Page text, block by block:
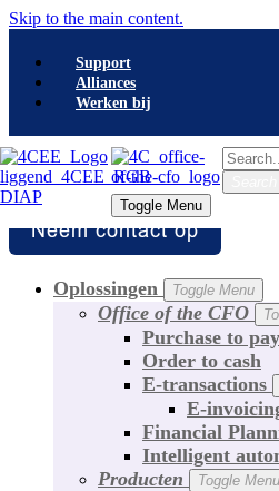
Skip to the main content.
Support
Alliances
Werken bij
Toggle Menu
Search
Toggle Menu
Oplossingen Toggle Menu
Office of the CFO
Purchase to pay
Order to cash
E-transactions
E-
Financial
Intelligent
Producten
Toggle Menu